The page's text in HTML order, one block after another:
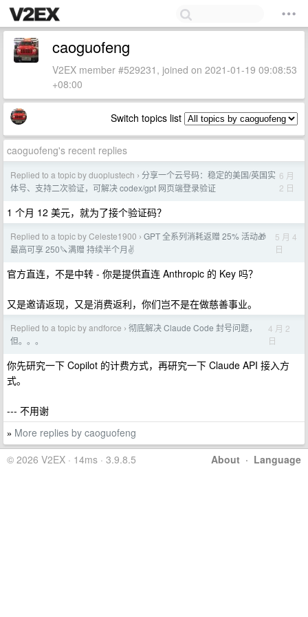
caoguofeng
V2EX member #529231, joined on 2021-01-19 09:08:53
+08:00
Switch topics list
caoguofeng's recent replies
Replied to a topic by duoplustech › 分享一个云号码：稳定的美国/英国实
体号、支持二次验证，可解决 codex/gpt 网页端登录验证
6 月
2 日
1 个月 12 美元，就为了接个验证码？
Replied to a topic by Celeste1900 › GPT 全系列消耗返赠 25% 活动🎁
最高可享 250🔪满赠 持续半个月✌️
5 月 4
日
官方直连，不是中转 - 你是提供直连 Anthropic 的 Key 吗？
又是邀请返现，又是消费返利，你们岂不是在做慈善事业。
Replied to a topic by andforce › 彻底解决 Claude Code 封号问题，
但。。。
4 月 2
日
你先研究一下 Copilot 的计费方式，再研究一下 Claude API 接入方
式。
--- 不用谢
» More replies by caoguofeng
About · Language
© 2026 V2EX · 14ms · 3.9.8.5